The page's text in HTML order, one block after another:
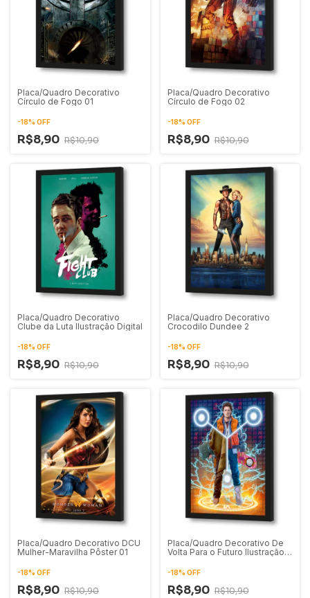
Placa/Quadro Decorativo
Círculo de Fogo 01
-18% OFF
R$8,90 R$10,90
Placa/Quadro Decorativo
Círculo de Fogo 02
-18% OFF
R$8,90 R$10,90
Placa/Quadro Decorativo
Clube da Luta Ilustração Digital
-18% OFF
R$8,90 R$10,90
Placa/Quadro Decorativo
Crocodilo Dundee 2
-18% OFF
R$8,90 R$10,90
Placa/Quadro Decorativo DCU
Mulher-Maravilha Pôster 01
-18% OFF
R$8,90 R$10,90
Placa/Quadro Decorativo De
Volta Para o Futuro Ilustração
-18% OFF
R$8,90 R$10,90